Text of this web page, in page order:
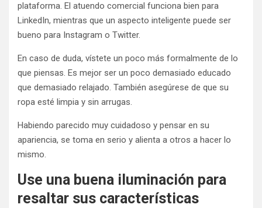
plataforma. El atuendo comercial funciona bien para
LinkedIn, mientras que un aspecto inteligente puede ser
bueno para Instagram o Twitter.
En caso de duda, vístete un poco más formalmente de lo
que piensas. Es mejor ser un poco demasiado educado
que demasiado relajado. También asegúrese de que su
ropa esté limpia y sin arrugas.
Habiendo parecido muy cuidadoso y pensar en su
apariencia, se toma en serio y alienta a otros a hacer lo
mismo.
Use una buena iluminación para
resaltar sus características